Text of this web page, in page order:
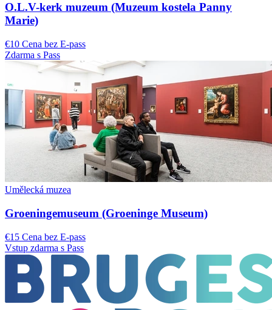
O.L.V-kerk muzeum (Muzeum kostela Panny
Marie)
€10 Cena bez E-pass
Zdarma s Pass
Umělecká muzea
Groeningemuseum (Groeninge Museum)
€15 Cena bez E-pass
Vstup zdarma s Pass